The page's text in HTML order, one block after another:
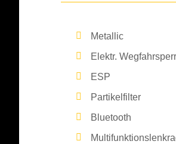
Metallic
Elektr.
ESP
Partikelfilter
Bluetooth